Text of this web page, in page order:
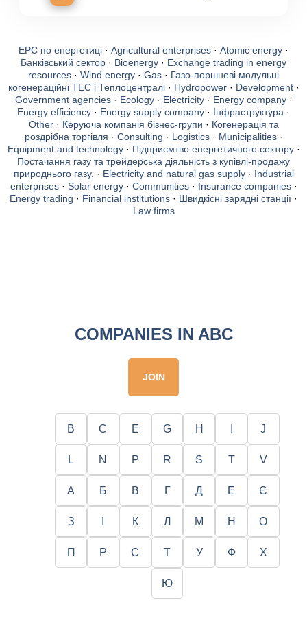
EPC по енергетиці · Agricultural enterprises · Atomic energy ·
Банківський сектор · Bioenergy · Exchange trading in energy
resources · Wind energy · Gas · Газо-поршневі модульні
когенераційні ТЕС і Теплоцентралі· Hydropower· Development·
Government agencies· Ecology· Electricity· Energy company·
Energy efficiency · Energy supply company · Інфраструктура ·
Other· Керуюча компанія бізнес-групи · Когенерація та
роздрібна торгівля · Consulting · Logistics· Municipalities·
Equipment and technology· Підприємтво енергетичного сектору·
Постачання газу та трейдерська діяльність з купівлі-продажу
природнього газу. · Electricity and natural gas supply· Industrial
enterprises· Solar energy· Communities· Insurance companies·
Energy trading · Financial institutions · Швидкісні зарядні станції ·
Law firms
COMPANIES IN ABC
JOIN
B C E G H J
L N P R S T V
А Б В Г Д Е Є
З К Л М Н О
П Р С Т У Ф Х
Ю